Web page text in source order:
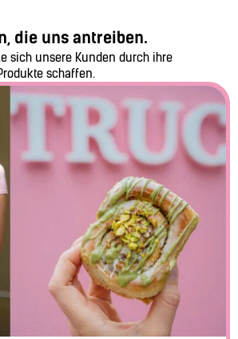
die uns antreiben.
sich unsere Kunden durch ihre
schaffen.